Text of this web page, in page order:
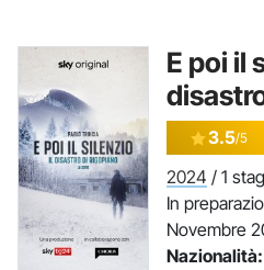
E poi il
3.5/5
2024 / 1
In
Novembre
Nazionalità: